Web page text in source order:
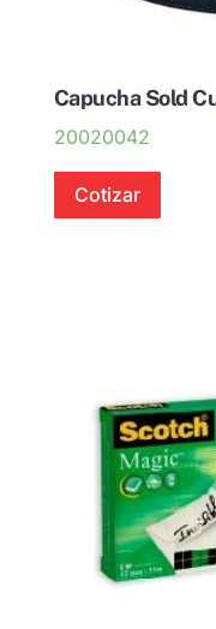
Capucha Sold
20020042
Cotizar